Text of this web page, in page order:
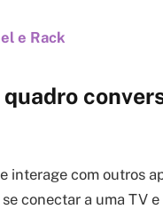
e Rack
interage com outros
conectar a uma TV e